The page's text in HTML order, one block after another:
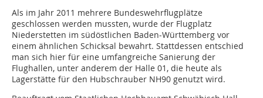
Als im Jahr 2011 mehrere Bundeswehrflugplätze
geschlossen werden mussten, wurde der Flugplatz
Niederstetten im südöstlichen Baden-Württemberg vor
einem ähnlichen Schicksal bewahrt. Stattdessen entschied
man sich hier für eine umfangreiche Sanierung der
Flughallen, unter anderem der Halle 01, die heute als
Lagerstätte für den Hubschrauber NH90 genutzt wird.